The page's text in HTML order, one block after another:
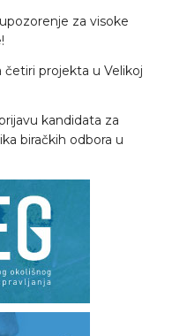
za visoke
projekta u Velikoj
kandidata za
biračkih odbora u